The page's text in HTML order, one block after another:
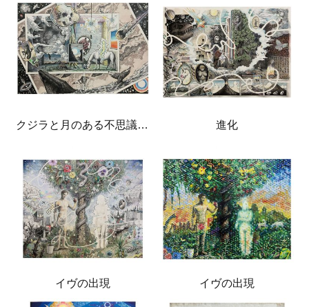
クジラと月のある不思議な部屋 進化
イヴの出現 イヴの出現